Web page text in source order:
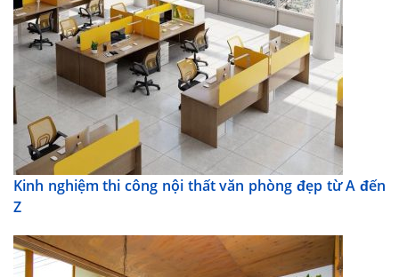
Kinh nghiệm thi công nội thất văn phòng đẹp từ A đến
Z